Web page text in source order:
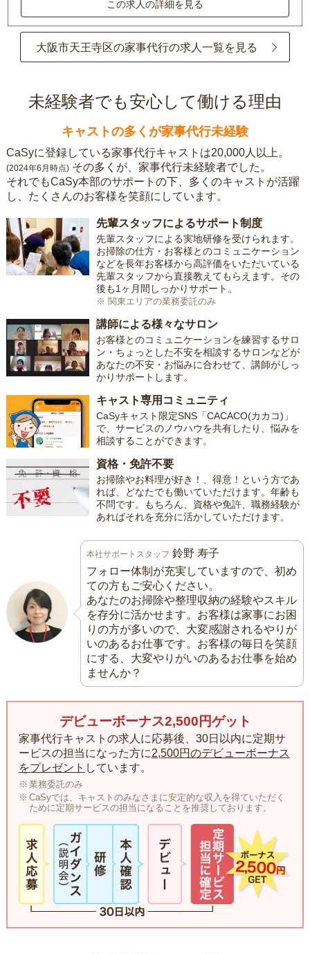
この求人の詳細を見る
大阪市天王寺区の家事代行の求人一覧を見る
未経験者でも安心して働ける理由
キャストの多くが家事代行未経験
CaSyに登録している家事代行キャストは20,000人以上。
(2024年6月時点) その多くが、家事代行未経験者でした。
それでもCaSy本部のサポートの下、多くのキャストが活躍
し、たくさんのお客様を笑顔にしています。
先輩スタッフによるサポート制度
先輩スタッフによる実地研修を受けられます。
お掃除の仕方・お客様とのコミュニケーション
などを長年お客様から高評価をいただいている
先輩スタッフから直接教えてもらえます。その
後も1ヶ月間しっかりサポート。
※ 関東エリアの業務委託のみ
講師による様々なサロン
お客様とのコミュニケーションを練習するサロ
ン・ちょっとした不安を相談するサロンなどが
あなたの不安・お悩みに合わせて、講師がしっ
かりサポートします。
キャスト専用コミュニティ
CaSyキャスト限定SNS「CACACO(カカコ)」
で、サービスのノウハウを共有したり、悩みを
相談することができます。
資格・免許不要
お掃除やお料理が好き！、得意！という方であ
れば、どなたでも働いていただけます。年齢も
不問です。もちろん、資格や免許、職務経験が
あればそれを充分に活かしていただけます。
本社サポートスタッフ 鈴野 寿子
フォロー体制が充実していますので、初め
ての方もご安心ください。
あなたのお掃除や整理収納の経験やスキル
を存分に活かせます。お客様は家事にお困
りの方が多いので、大変感謝されるやりが
いのあるお仕事です。お客様の毎日を笑顔
にする、大変やりがいのあるお仕事を始め
ませんか？
デビューボーナス2,500円ゲット
家事代行キャストの求人に応募後、30日以内に定期サ
ービスの担当になった方に2,500円のデビューボーナス
をプレゼント しています。
業務委託のみ
CaSyでは、キャストのみなさまに安定的な収入を得ていただく
ために定期サービスの担当になることを推奨しております。